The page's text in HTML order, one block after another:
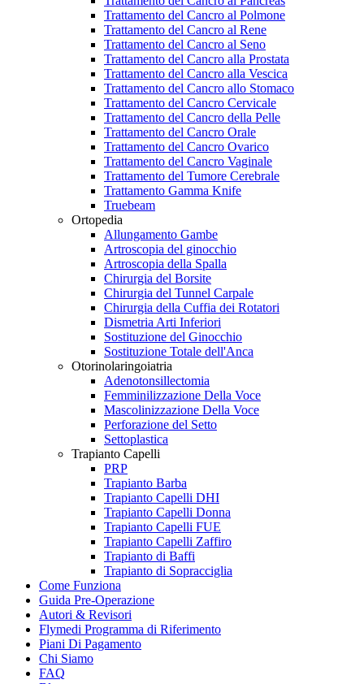
Trattamento del Cancro al Polmone
Trattamento del Cancro al Rene
Trattamento del Cancro al Seno
Trattamento del Cancro alla Prostata
Trattamento del Cancro alla Vescica
Trattamento del Cancro allo Stomaco
Trattamento del Cancro Cervicale
Trattamento del Cancro della Pelle
Trattamento del Cancro Orale
Trattamento del Cancro Ovarico
Trattamento del Cancro Vaginale
Trattamento del Tumore Cerebrale
Trattamento Gamma Knife
Truebeam
Ortopedia
Allungamento Gambe
Artroscopia del ginocchio
Artroscopia della Spalla
Chirurgia del Borsite
Chirurgia del Tunnel Carpale
Chirurgia della Cuffia dei Rotatori
Dismetria Arti Inferiori
Sostituzione del Ginocchio
Sostituzione Totale dell'Anca
Otorinolaringoiatria
Adenotonsillectomia
Femminilizzazione Della Voce
Mascolinizzazione Della Voce
Perforazione del Setto
Settoplastica
Trapianto Capelli
PRP
Trapianto Barba
Trapianto Capelli DHI
Trapianto Capelli Donna
Trapianto Capelli FUE
Trapianto Capelli Zaffiro
Trapianto di Baffi
Trapianto di Sopracciglia
Come Funziona
Guida Pre-Operazione
Autori & Revisori
Flymedi Programma di Riferimento
Piani Di Pagamento
Chi Siamo
FAQ